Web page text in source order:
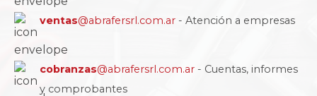
ventas@abrafersrl.com.ar - Atención a empresas
cobranzas@abrafersrl.com.ar - Cuentas, informes
y comprobantes